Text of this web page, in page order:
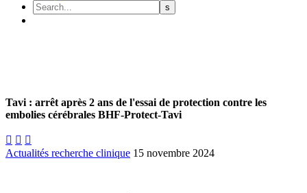
Tavi : arrêt après 2 ans de l'essai de protection contre les
embolies cérébrales BHF-Protect-Tavi
  
Actualités recherche clinique 15 novembre 2024